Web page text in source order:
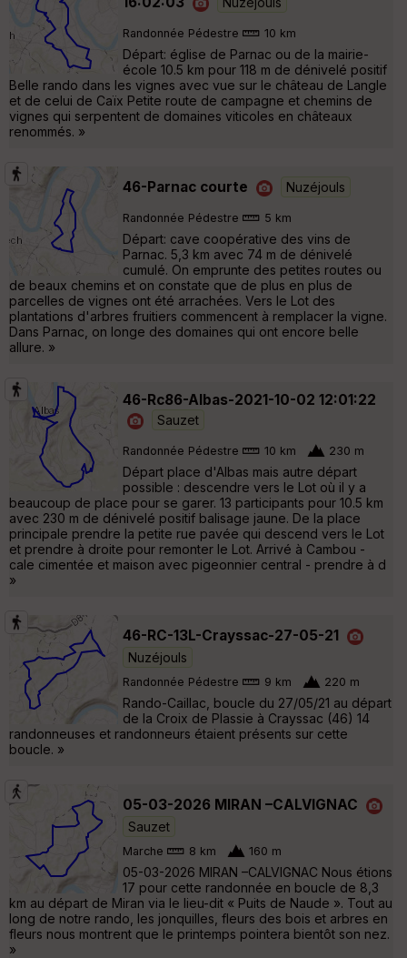
Randonnée Pédestre 10 km
Départ: église de Parnac ou de la mairie-
école 10.5 km pour 118 m de dénivelé positif
Belle rando dans les vignes avec vue sur le château de Langle
et de celui de Caïx Petite route de campagne et chemins de
vignes qui serpentent de domaines viticoles en châteaux
renommés. »
46-Parnac courte Nuzéjouls
Randonnée Pédestre 5 km
Départ: cave coopérative des vins de
Parnac. 5,3 km avec 74 m de dénivelé
cumulé. On emprunte des petites routes ou
de beaux chemins et on constate que de plus en plus de
parcelles de vignes ont été arrachées. Vers le Lot des
plantations d'arbres fruitiers commencent à remplacer la vigne.
Dans Parnac, on longe des domaines qui ont encore belle
allure. »
46-Rc86-Albas-2021-10-02 12:01:22
Sauzet
Randonnée Pédestre 10 km 230 m
Départ place d'Albas mais autre départ
possible : descendre vers le Lot où il y a
beaucoup de place pour se garer. 13 participants pour 10.5 km
avec 230 m de dénivelé positif balisage jaune. De la place
principale prendre la petite rue pavée qui descend vers le Lot
et prendre à droite pour remonter le Lot. Arrivé à Cambou -
cale cimentée et maison avec pigeonnier central - prendre à d
»
46-RC-13L-Crayssac-27-05-21
Nuzéjouls
Randonnée Pédestre 9 km 220 m
Rando-Caillac, boucle du 27/05/21 au départ
de la Croix de Plassie à Crayssac (46) 14
randonneuses et randonneurs étaient présents sur cette
boucle. »
05-03-2026 MIRAN –CALVIGNAC
Sauzet
Marche 8 km 160 m
05-03-2026 MIRAN –CALVIGNAC Nous étions
17 pour cette randonnée en boucle de 8,3
km au départ de Miran via le lieu-dit « Puits de Naude ». Tout au
long de notre rando, les jonquilles, fleurs des bois et arbres en
fleurs nous montrent que le printemps pointera bientôt son nez.
»